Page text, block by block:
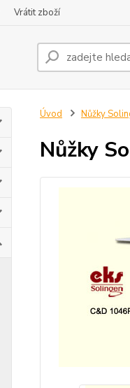
Vrátit zboží
Úvod Nůžky
Nůžky